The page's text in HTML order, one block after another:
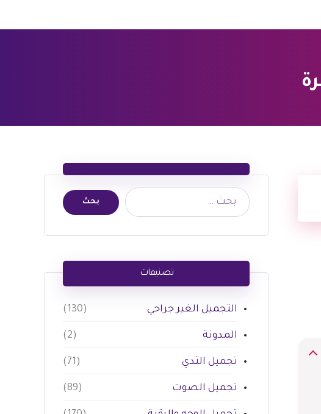
تصنيفات
التجميل الغير جراحي (130)
المدونة (2)
تجميل الثدي (71)
تجميل الصوت (89)